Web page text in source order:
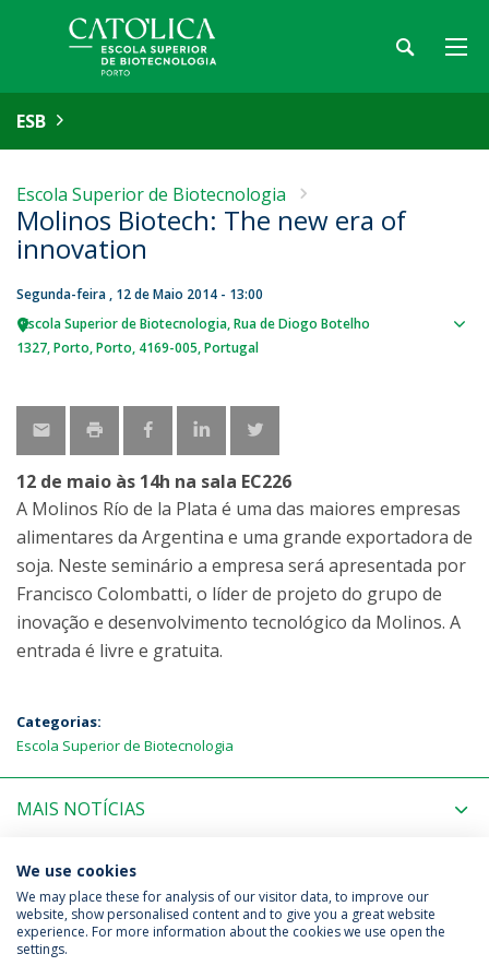
ESB
Escola Superior de Biotecnologia
Molinos Biotech: The new era of
innovation
Segunda-feira , 12 de Maio 2014 - 13:00
Escola Superior de Biotecnologia Rua de Diogo Botelho
1327 Porto Porto 4169-005 Portugal
12 de maio às 14h na sala EC226
A Molinos Río de la Plata é uma das maiores empresas
alimentares da Argentina e uma grande exportadora de
soja. Neste seminário a empresa será apresentada por
Francisco Colombatti, o líder de projeto do grupo de
inovação e desenvolvimento tecnológico da Molinos. A
entrada é livre e gratuita.
Categorias:
Escola Superior de Biotecnologia
MAIS NOTÍCIAS
PRÓXIMOS EVENTOS
Política de Privacidade
Termos & Condições
We use cookies
We may place these for analysis of our visitor data, to improve our
website, show personalised content and to give you a great website
experience. For more information about the cookies we use open the
settings.